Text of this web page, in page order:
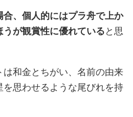
合、個人的にはプラ舟で上か
うが観賞性に優れていると思
は和金とちがい、名前の由来
思わせるような尾びれを持